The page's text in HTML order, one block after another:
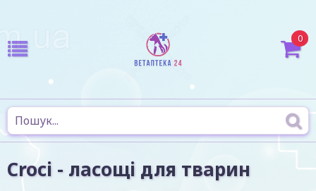
0
Croci - ласощі для тварин